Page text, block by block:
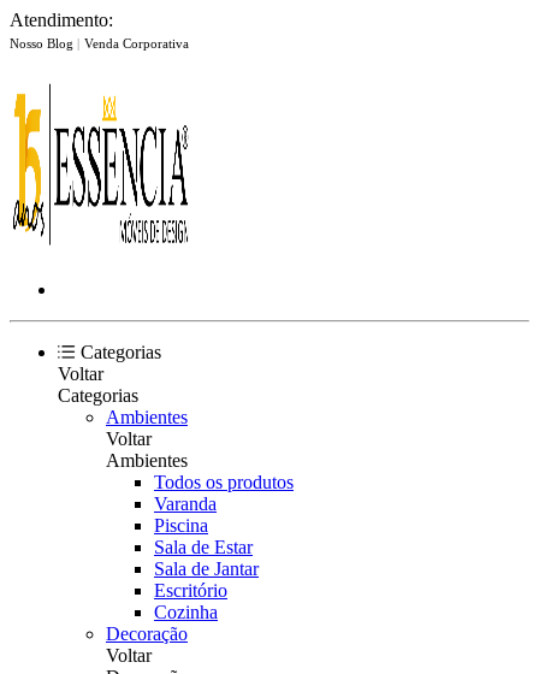
Atendimento:
Nosso Blog | Venda Corporativa
Categorias
Voltar
Categorias
Ambientes
Voltar
Ambientes
Todos os produtos
Varanda
Piscina
Sala de Estar
Sala de Jantar
Escritório
Cozinha
Decoração
Voltar